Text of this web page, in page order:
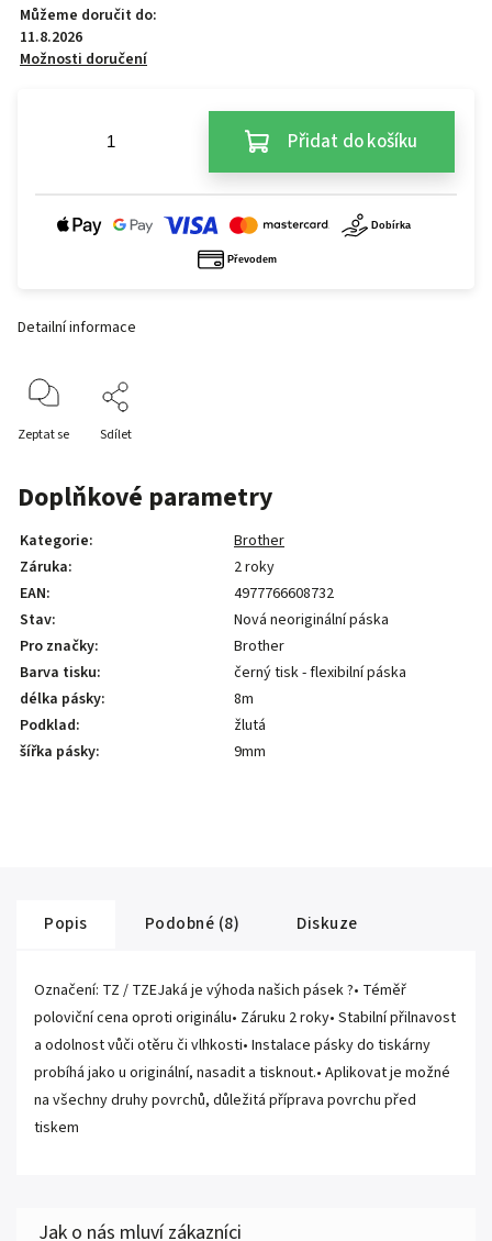
Můžeme doručit do:
11.8.2026
Možnosti doručení
Přidat do košíku
Detailní informace
Zeptat se Sdílet
Doplňkové parametry
Kategorie:
Brother
Záruka:
2 roky
EAN:
4977766608732
Stav:
Nová neoriginální páska
Pro značky:
Brother
Barva tisku:
černý tisk - flexibilní páska
délka pásky:
8m
Podklad:
žlutá
šířka pásky: 9mm
Popis Podobné (8) Diskuze
Označení: TZ / TZEJaká je výhoda našich pásek ?• Téměř
poloviční cena oproti originálu• Záruku 2 roky• Stabilní přilnavost
a odolnost vůči otěru či vlhkosti• Instalace pásky do tiskárny
probíhá jako u originální, nasadit a tisknout.• Aplikovat je možné
na všechny druhy povrchů, důležitá příprava povrchu před
tiskem